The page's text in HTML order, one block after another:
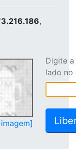
,
Digite
lado no